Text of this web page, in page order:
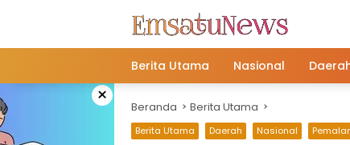
Berita Utama Nasional
× Beranda Berita Utama
Berita Utama Daerah Nasional